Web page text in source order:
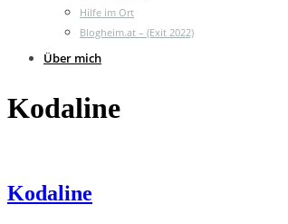
Hilfe im Ort
Blogheim.at – (Exit 2022)
Über mich
Kodaline
Kodaline